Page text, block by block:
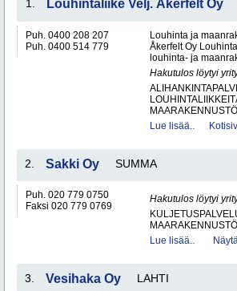
1. Louhintaliike Velj. Åkerfelt Oy
Puh. 0400 208 207
Puh. 0400 514 779
Louhinta ja
Åkerfelt Oy
louhinta- ja
Hakutulos löytyi
Lue lisää..
2. Sakki Oy SUMMA
Puh. 020 779 0750
Faksi 020 779 0769
Hakutulos löytyi
Lue lisää..
3. Vesihaka Oy LAHTI